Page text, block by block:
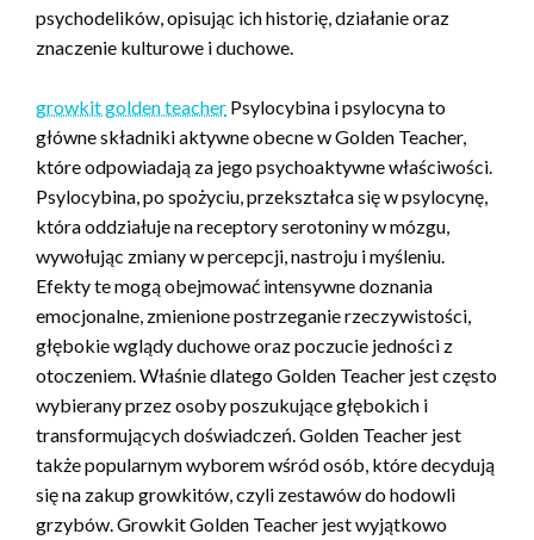
psychodelików, opisując ich historię, działanie oraz
znaczenie kulturowe i duchowe.
growkit golden teacher Psylocybina i psylocyna to
główne składniki aktywne obecne w Golden Teacher,
które odpowiadają za jego psychoaktywne właściwości.
Psylocybina, po spożyciu, przekształca się w psylocynę,
która oddziałuje na receptory serotoniny w mózgu,
wywołując zmiany w percepcji, nastroju i myśleniu.
Efekty te mogą obejmować intensywne doznania
emocjonalne, zmienione postrzeganie rzeczywistości,
głębokie wglądy duchowe oraz poczucie jedności z
otoczeniem. Właśnie dlatego Golden Teacher jest często
wybierany przez osoby poszukujące głębokich i
transformujących doświadczeń. Golden Teacher jest
także popularnym wyborem wśród osób, które decydują
się na zakup growkitów, czyli zestawów do hodowli
grzybów. Growkit Golden Teacher jest wyjątkowo